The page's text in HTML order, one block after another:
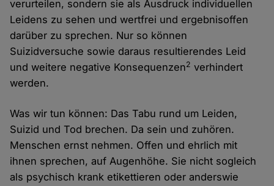
verurteilen, sondern sie als Ausdruck individuellen
Leidens zu sehen und wertfrei und ergebnisoffen
darüber zu sprechen. Nur so können
Suizidversuche sowie daraus resultierendes Leid
und weitere negative Konsequenzen2 verhindert
werden.
Was wir tun können: Das Tabu rund um Leiden,
Suizid und Tod brechen. Da sein und zuhören.
Menschen ernst nehmen. Offen und ehrlich mit
ihnen sprechen, auf Augenhöhe. Sie nicht sogleich
als psychisch krank etikettieren oder anderswie